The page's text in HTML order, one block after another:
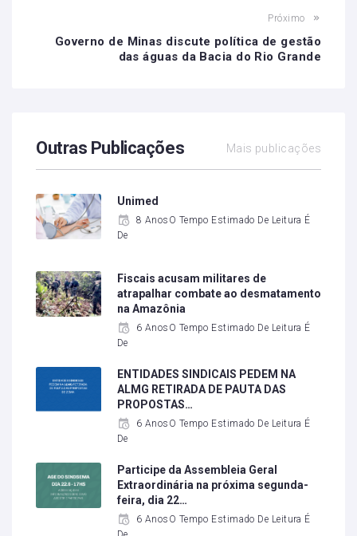
Próximo
Governo de Minas discute política de gestão
das águas da Bacia do Rio Grande
Outras Publicações Mais publicações
Unimed
8 AnosO Tempo Estimado De Leitura É
De
Fiscais acusam militares de
atrapalhar combate ao desmatamento
na Amazônia
6 AnosO Tempo Estimado De Leitura É
De
ENTIDADES SINDICAIS PEDEM NA
ALMG RETIRADA DE PAUTA DAS
PROPOSTAS…
6 AnosO Tempo Estimado De Leitura É
De
Participe da Assembleia Geral
Extraordinária na próxima segunda-
feira, dia 22…
6 AnosO Tempo Estimado De Leitura É